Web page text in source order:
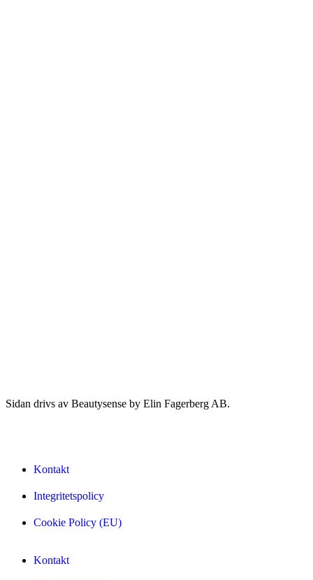
Sidan drivs av Beautysense by Elin Fagerberg AB.
Kontakt
Integritetspolicy
Cookie Policy (EU)
Kontakt